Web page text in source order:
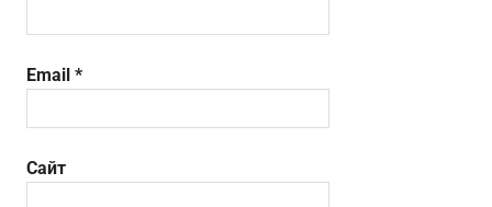
Email *
Сайт